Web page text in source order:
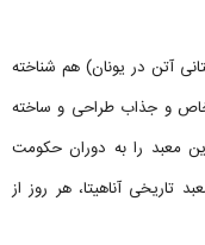
آتن در یونان) هم شناخته
خاص و جذاب طراحی و ساخته
معبد را به دوران حکومت
تاریخی آناهیتا، هر روز از